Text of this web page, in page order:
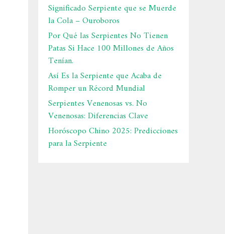
Significado Serpiente que se Muerde
la Cola – Ouroboros
Por Qué las Serpientes No Tienen
Patas Si Hace 100 Millones de Años
Tenían.
Así Es la Serpiente que Acaba de
Romper un Récord Mundial
Serpientes Venenosas vs. No
Venenosas: Diferencias Clave
Horóscopo Chino 2025: Predicciones
para la Serpiente